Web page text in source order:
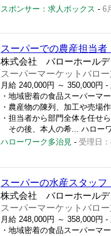
スポンサー：求人ボックス - 6
スーパーでの農産担当者
株式会社 バローホールデ
スーパーマーケットバロ
月給 240,000円 ～ 350,000円 -
・地域密着の食品スーパーマ
・農産物の陳列、加工や売場
・担当者から部門全体を任せ
その後、本人の希... ハロー
ハローワーク多治見 - 受理日
スーパーの水産スタッフ
株式会社 バローホールデ
スーパーマーケットバロ
月給 248,000円 ～ 358,000円 -
・地域密着の食品スーパーマ